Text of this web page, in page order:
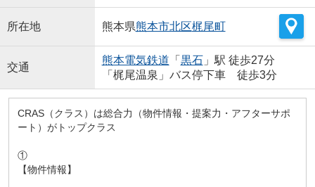
所在地 熊本県熊本市北区梶尾町
交通
熊本電気鉄道 「 黒石」駅 徒歩27分
「梶尾温泉」バス停下車 徒歩3分
CRAS（クラス）は総合力（物件情報・提案力・アフターサポ
ート）がトップクラス
①
【物件情報】